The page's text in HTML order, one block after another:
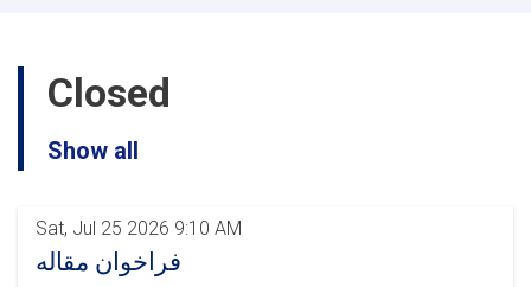
موزائیک
کاری
راه،
و
لیول
کاری
Closed
Show all
Sat, Jul 25 2026 9:10 AM
فراخوان مقاله